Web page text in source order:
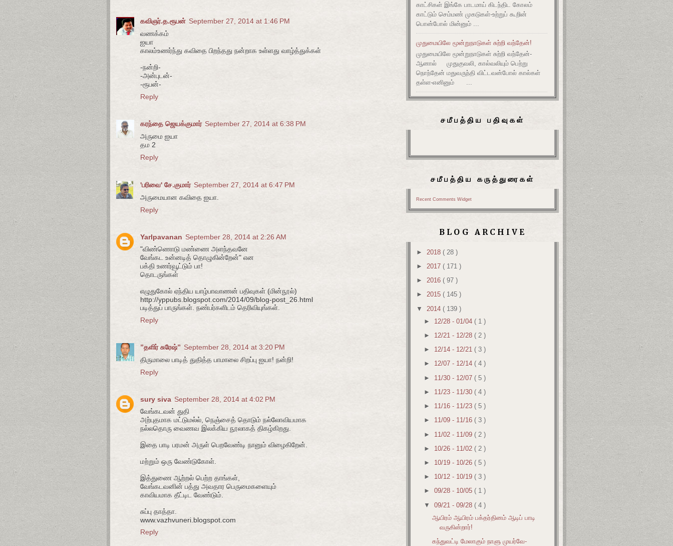
கவிஞர்.த.ரூபன் September 27, 2014 at 1:46 PM
வணக்கம்
ஐயா
காலம்உணர்ந்து கவிதை பிறந்தது நன்றாக உள்ளது வாழ்த்துக்கள்
-நன்றி-
-அன்புடன்-
-ரூபன்-
Reply
கரந்தை ஜெயக்குமார் September 27, 2014 at 6:38 PM
அருமை ஐயா
தம 2
Reply
'பரிவை' சே.குமார் September 27, 2014 at 6:47 PM
அருமையான கவிதை ஐயா.
Reply
Yarlpavanan September 28, 2014 at 2:26 AM
"விண்ணொடு மண்ணை அளந்தவனே
வேங்கட உன்னடித் தொழுகின்றேன்" என
பக்தி உணர்வூட்டும் பா!
தொடருங்கள்
எழுதுகோல் ஏந்திய யாழ்பாவாணன் பதிவுகள் (மின்நூல்)
http://yppubs.blogspot.com/2014/09/blog-post_26.html
படித்துப் பாருங்கள். நண்பர்களிடம் தெரிவியுங்கள்.
Reply
”தளிர் சுரேஷ்” September 28, 2014 at 3:20 PM
திருமாலை பாடித் துதித்த பாமாலை சிறப்பு ஐயா! நன்றி!
Reply
sury siva September 28, 2014 at 4:02 PM
வேங்கடவன் துதி
அற்புதமாக மட்டுமல்ல், நெஞ்சைத் தொடும் நல்லோவியமாக
நல்லதொரு வைணவ இலக்கிய நூலாகத் திகழ்கிறது.
இதை பாடி பரமன் அருள் பெறவேண்டி நானும் விழைகிறேன்.
மற்றும் ஒரு வேண்டுகோள்.
இத்துணை ஆற்றல் பெற்ற தாங்கள்,
வேங்கடவனின் பத்து அவதார பெருமைகளையும்
காவியமாக தீட்டிட வேண்டும்.
சுப்பு தாத்தா.
www.vazhvuneri.blogspot.com
Reply
காட்சிகள் இங்கே பாடமாய் கிடந்திட கோலம்
காட்டும் செம்மண் முகடுகள்-உற்றுப் கூறின்
பொன்போல் மின்னும் ...
முதுமையிலே மூன்றுநாடுகள் சுற்றி வந்தேன்!
முதுமையிலே மூன்றுநாடுகள் சுற்றி வந்தேன்-
ஆனால் முதுகுவலி, கால்வலியும் பெற்று
நொந்தேன் மதுவருந்தி விட்டவன்போல் கால்கள்
தள்ள-எனினும் ...
சமீபத்திய பதிவுகள்
சமீபத்திய கருத்துரைகள்
Recent Comments Widget
BLOG ARCHIVE
► 2018 ( 28 )
► 2017 ( 171 )
► 2016 ( 97 )
► 2015 ( 145 )
▼ 2014 ( 139 )
► 12/28 - 01/04 ( 1 )
► 12/21 - 12/28 ( 2 )
► 12/14 - 12/21 ( 3 )
► 12/07 - 12/14 ( 4 )
► 11/30 - 12/07 ( 5 )
► 11/23 - 11/30 ( 4 )
► 11/16 - 11/23 ( 5 )
► 11/09 - 11/16 ( 3 )
► 11/02 - 11/09 ( 2 )
► 10/26 - 11/02 ( 2 )
► 10/19 - 10/26 ( 5 )
► 10/12 - 10/19 ( 3 )
►09/28 - 10/05 ( 1 )
▼09/21 - 09/28 ( 4 )
ஆயிரம் ஆயிரம் பக்தர்தினம் ஆடிப் பாடி
வருகின்றார்!
கந்துவட்டி மேலாகும் நாளு முயர்வே-